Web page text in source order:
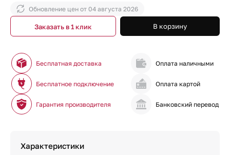
Обновление цен от 04 августа 2026
В корзину
Заказать в 1 клик
Бесплатная доставка
Бесплатное подключение
Гарантия производителя
Оплата наличными
Оплата картой
Банковский перевод
Характеристики